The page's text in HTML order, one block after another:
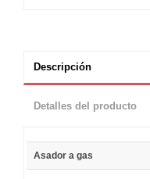
Descripción
Detalles del producto
Asador a gas